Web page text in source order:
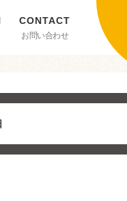
お問い合わせ